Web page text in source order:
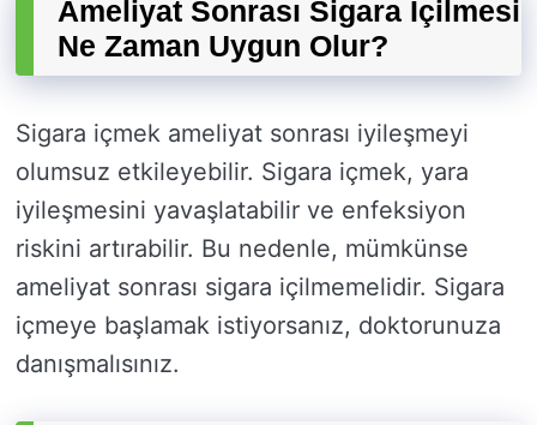
Ameliyat Sonrası Sigara İçilmesi
Ne Zaman Uygun Olur?
Sigara içmek ameliyat sonrası iyileşmeyi
olumsuz etkileyebilir. Sigara içmek, yara
iyileşmesini yavaşlatabilir ve enfeksiyon
riskini artırabilir. Bu nedenle, mümkünse
ameliyat sonrası sigara içilmemelidir. Sigara
içmeye başlamak istiyorsanız, doktorunuza
danışmalısınız.